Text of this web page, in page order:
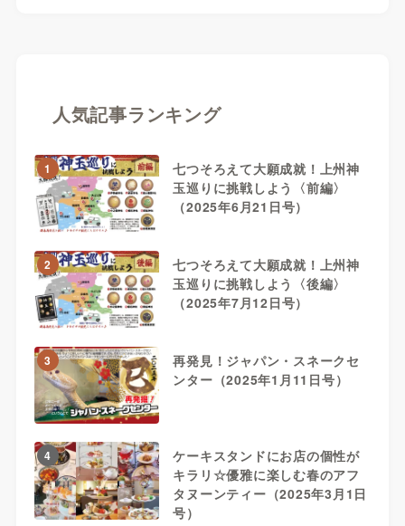
人気記事ランキング
1
七つそろえて大願成就！上州神
玉巡りに挑戦しよう〈前編〉
（2025年6月21日号）
2
七つそろえて大願成就！上州神
玉巡りに挑戦しよう〈後編〉
（2025年7月12日号）
3
再発見！ジャパン・スネークセ
ンター（2025年1月11日号）
4
ケーキスタンドにお店の個性が
キラリ☆優雅に楽しむ春のアフ
タヌーンティー（2025年3月1日
号）